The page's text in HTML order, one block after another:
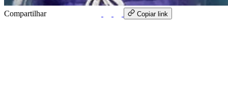
Compartilhar Copiar link